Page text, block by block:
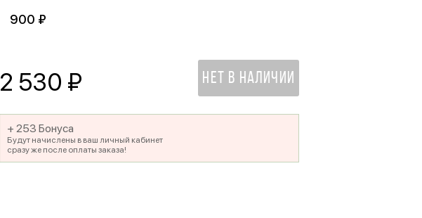
900 ₽
2 530 ₽ НЕТ В НАЛИЧИИ
+ 253 Бонуса
Будут начислены в ваш личный кабинет
сразу же после оплаты заказа!